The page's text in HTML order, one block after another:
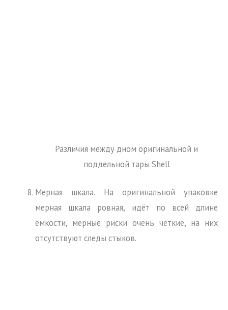
Различия между дном оригинальной и
поддельной тары Shell
Мерная шкала. На оригинальной упаковке
мерная шкала ровная, идёт по всей длине
ёмкости, мерные риски очень чёткие, на них
отсутствуют следы стыков.